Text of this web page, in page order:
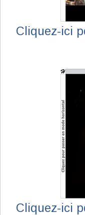
Cliquez-ici
Cliquez-ici